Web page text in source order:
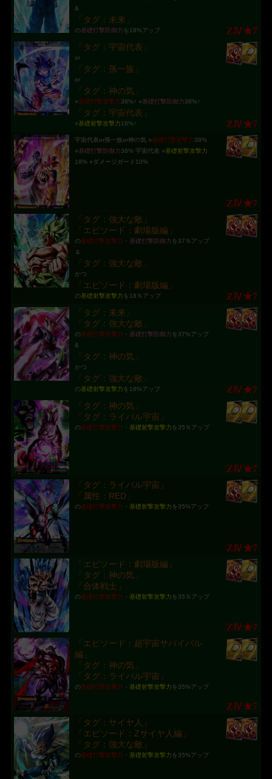
&
「タグ：未来」
の基礎打撃防御力 を18%アップ ZⅣ★7
「タグ：宇宙代表」
or
「タグ：孫一族」
or
「タグ：神の気」
○基礎打撃攻撃力38%↑ ○基礎打撃防御力38%↑
「タグ：宇宙代表」
○基礎射撃攻撃力18%↑ ZⅣ★7
宇宙代表or孫一族or神の気 ○基礎打撃攻撃力38%
○基礎打撃防御力38% 宇宙代表 ○基礎射撃攻撃力
18% ○ダメージガード10%
ZⅣ★7
「タグ：強大な敵」
「エピソード：劇場版編」
の基礎打撃攻撃力 ・ 基礎打撃防御力 を37％アップ
＆
「タグ：強大な敵」
かつ
「エピソード：劇場版編」
の基礎射撃攻撃力 を18％アップ ZⅣ★7
「タグ：未来」
「タグ：強大な敵」
の基礎打撃攻撃力 ・ 基礎打撃防御力 を37%アップ
&
「タグ：神の気」
かつ
「タグ：強大な敵」
の基礎射撃攻撃力 を18%アップ ZⅣ★7
「タグ：神の気」
「タグ：ライバル宇宙」
の基礎打撃攻撃力 ・ 基礎射撃攻撃力 を35％アップ
ZⅣ★7
「タグ：ライバル宇宙」
「属性：RED」
の基礎打撃攻撃力 ・ 基礎射撃攻撃力 を35%アップ
ZⅣ★7
「エピソード：劇場版編」
「タグ：神の気」
「合体戦士」
の基礎打撃攻撃力 ・ 基礎射撃攻撃力 を35％アップ
ZⅣ★7
「エピソード：超宇宙サバイバル
編」
「タグ：神の気」
「タグ：ライバル宇宙」
の基礎打撃攻撃力 ・ 基礎射撃攻撃力 を35%アップ
ZⅣ★7
「タグ：サイヤ人」
「エピソード：Zサイヤ人編」
「タグ：強大な敵」
の基礎打撃攻撃力 ・ 基礎射撃攻撃力 を35%アップ